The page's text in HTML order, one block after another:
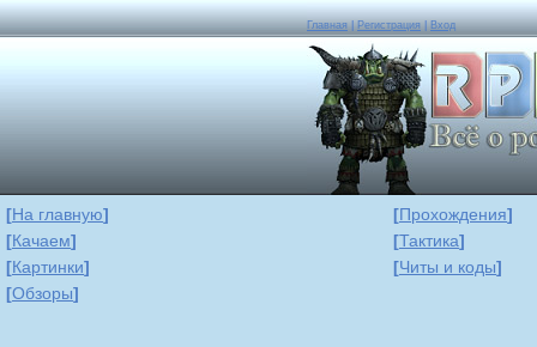
Главная|Регистрация|Вход
[На главную] [Прохождения]
[Качаем] [Тактика]
[Картинки] [Читы и коды]
[Обзоры]